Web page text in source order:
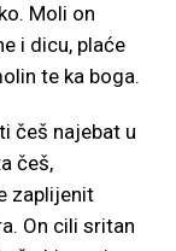
Moli on
i dicu, plaće
te ka boga.
češ najebat u
češ,
zaplijenit
On cili sritan